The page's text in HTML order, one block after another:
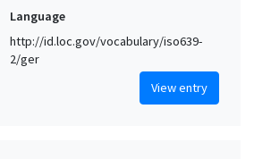
Language
http://id.loc.gov/vocabulary/iso639-
2/ger
View entry